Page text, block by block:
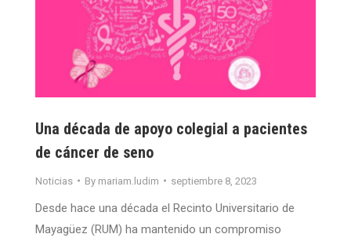
Una década de apoyo colegial a pacientes
de cáncer de seno
Noticias By mariam.ludim septiembre 8, 2023
Desde hace una década el Recinto Universitario de
Mayagüez (RUM) ha mantenido un compromiso